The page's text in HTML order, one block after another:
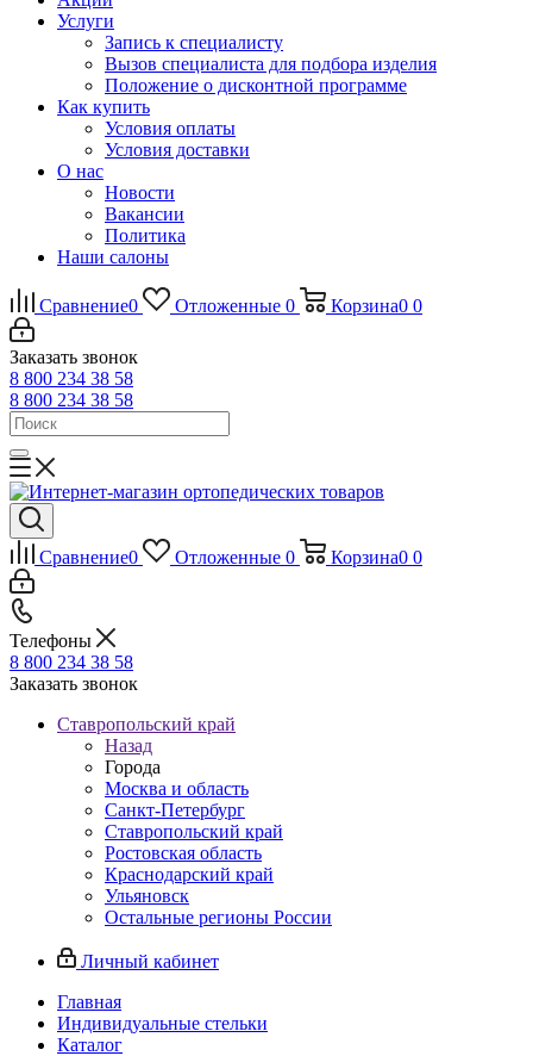
Услуги
Запись к специалисту
Вызов специалиста для подбора изделия
Положение о дисконтной программе
Как купить
Условия оплаты
Условия доставки
О нас
Новости
Вакансии
Политика
Наши салоны
Сравнение0 Отложенные 0 Корзина0 0
Заказать звонок
8 800 234 38 58
8 800 234 38 58
Сравнение0 Отложенные 0 Корзина0 0
Телефоны
8 800 234 38 58
Заказать звонок
Ставропольский край
Назад
Города
Москва и область
Санкт-Петербург
Ставропольский край
Ростовская область
Краснодарский край
Ульяновск
Остальные регионы России
Личный кабинет
Главная
Индивидуальные стельки
Каталог